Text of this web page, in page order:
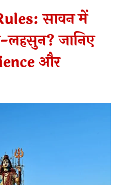
सावन में
लहसुन? जानिए
और